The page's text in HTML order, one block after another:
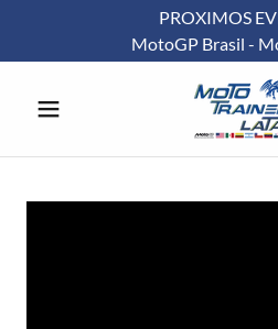
PROXIMOS
MotoGP Brasil -